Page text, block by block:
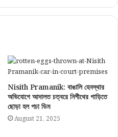
Nisith Pramanik: বাঙালি হেনস্থার
অভিযোগে আদালত চত্বরে নিশীথের গাড়িতে
ছোড়া হল পচা ডিম
August 21, 2025